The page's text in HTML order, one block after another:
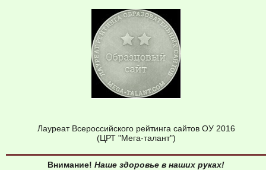
Лауреат Всероссийского рейтинга сайтов ОУ 2016
(ЦРТ "Мега-талант")
Внимание! Наше здоровье в наших руках!